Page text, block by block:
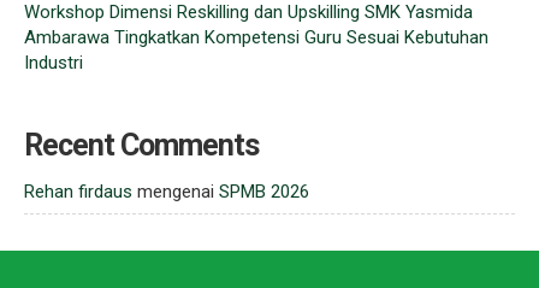
Workshop Dimensi Reskilling dan Upskilling SMK Yasmida
Ambarawa Tingkatkan Kompetensi Guru Sesuai Kebutuhan
Industri
Recent Comments
Rehan firdaus mengenai SPMB 2026